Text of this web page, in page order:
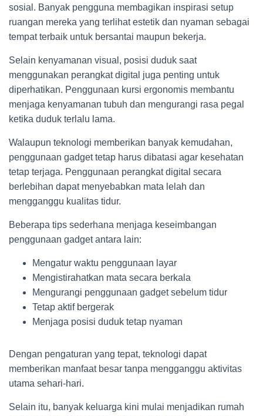
sosial. Banyak pengguna membagikan inspirasi setup
ruangan mereka yang terlihat estetik dan nyaman sebagai
tempat terbaik untuk bersantai maupun bekerja.
Selain kenyamanan visual, posisi duduk saat
menggunakan perangkat digital juga penting untuk
diperhatikan. Penggunaan kursi ergonomis membantu
menjaga kenyamanan tubuh dan mengurangi rasa pegal
ketika duduk terlalu lama.
Walaupun teknologi memberikan banyak kemudahan,
penggunaan gadget tetap harus dibatasi agar kesehatan
tetap terjaga. Penggunaan perangkat digital secara
berlebihan dapat menyebabkan mata lelah dan
mengganggu kualitas tidur.
Beberapa tips sederhana menjaga keseimbangan
penggunaan gadget antara lain:
Mengatur waktu penggunaan layar
Mengistirahatkan mata secara berkala
Mengurangi penggunaan gadget sebelum tidur
Tetap aktif bergerak
Menjaga posisi duduk tetap nyaman
Dengan pengaturan yang tepat, teknologi dapat
memberikan manfaat besar tanpa mengganggu aktivitas
utama sehari-hari.
Selain itu, banyak keluarga kini mulai menjadikan rumah